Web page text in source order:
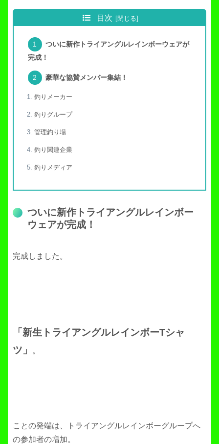
目次
ついに新作トライアングルレインボーウェアが
完成！
豪華な協賛メンバー集結！
釣りメーカー
釣りグループ
管理釣り場
釣り関連企業
釣りメディア
ついに新作トライアングルレインボー
ウェアが完成！
完成しました。
「新生トライアングルレインボーTシャ
ツ」
。
ことの発端は、トライアングルレインボーグループへ
の参加者の増加。